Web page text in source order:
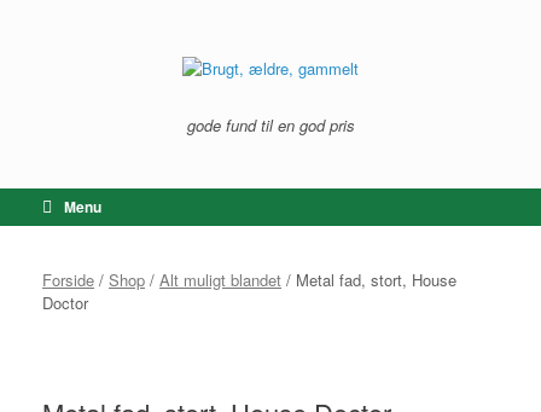
gode fund til en god pris
Menu
Forside / Shop / Alt muligt blandet / Metal fad, stort, House
Doctor